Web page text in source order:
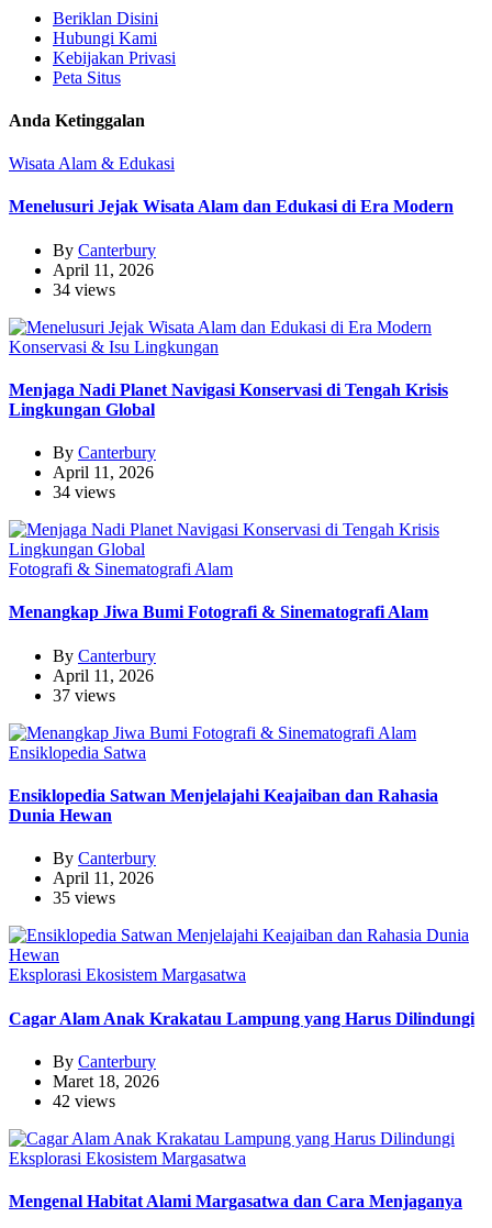
Beriklan Disini
Hubungi Kami
Kebijakan Privasi
Peta Situs
Anda Ketinggalan
Wisata Alam & Edukasi
Menelusuri Jejak Wisata Alam dan Edukasi di Era Modern
By Canterbury
April 11, 2026
34 views
Konservasi & Isu Lingkungan
Menjaga Nadi Planet Navigasi Konservasi di Tengah Krisis
Lingkungan Global
By Canterbury
April 11, 2026
34 views
Fotografi & Sinematografi Alam
Menangkap Jiwa Bumi Fotografi & Sinematografi Alam
By Canterbury
April 11, 2026
37 views
Ensiklopedia Satwa
Ensiklopedia Satwan Menjelajahi Keajaiban dan Rahasia
Dunia Hewan
By Canterbury
April 11, 2026
35 views
Eksplorasi Ekosistem Margasatwa
Cagar Alam Anak Krakatau Lampung yang Harus Dilindungi
By Canterbury
Maret 18, 2026
42 views
Eksplorasi Ekosistem Margasatwa
Mengenal Habitat Alami Margasatwa dan Cara Menjaganya